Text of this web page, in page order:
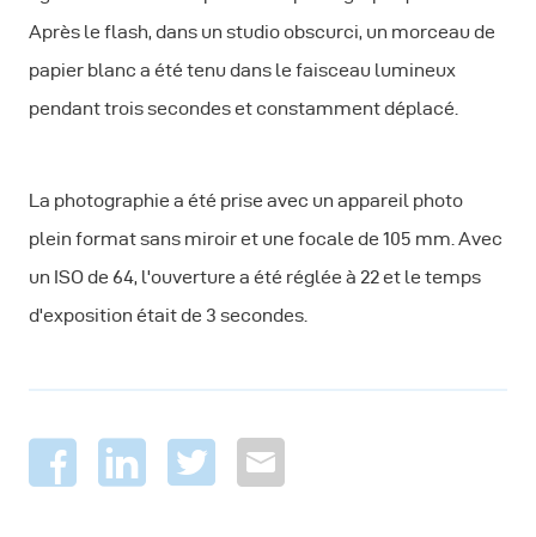
Après le flash, dans un studio obscurci, un morceau de
papier blanc a été tenu dans le faisceau lumineux
pendant trois secondes et constamment déplacé.
La photographie a été prise avec un appareil photo
plein format sans miroir et une focale de 105 mm. Avec
un ISO de 64, l'ouverture a été réglée à 22 et le temps
d'exposition était de 3 secondes.